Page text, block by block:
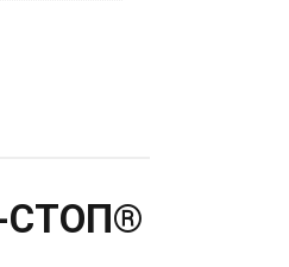
СТОП®